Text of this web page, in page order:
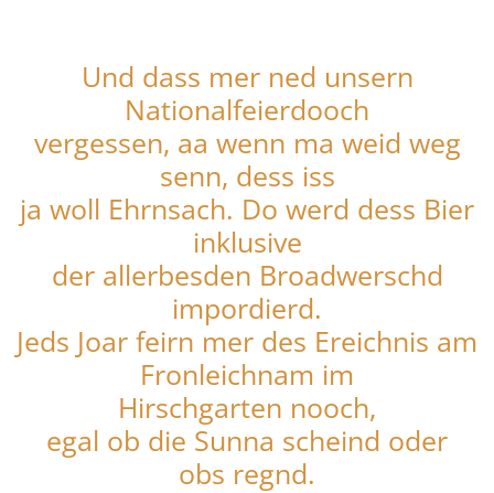
Und dass mer ned unsern
Nationalfeierdooch
vergessen, aa wenn ma weid weg
senn, dess iss
ja woll Ehrnsach. Do werd dess Bier
inklusive
der allerbesden Broadwerschd
impordierd.
Jeds Joar feirn mer des Ereichnis am
Fronleichnam im
Hirschgarten nooch,
egal ob die Sunna scheind oder
obs regnd.